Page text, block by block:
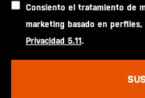
Consiento el tratamiento de
marketing basado en
Privacidad 5.11.